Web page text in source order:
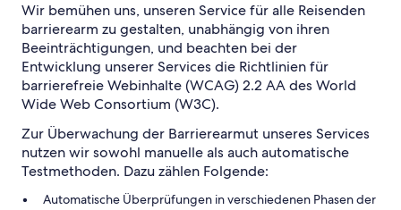
Wir bemühen uns, unseren Service für alle Reisenden
barrierearm zu gestalten, unabhängig von ihren
Beeinträchtigungen, und beachten bei der
Entwicklung unserer Services die Richtlinien für
barrierefreie Webinhalte (WCAG) 2.2 AA des World
Wide Web Consortium (W3C).
Zur Überwachung der Barrierearmut unseres Services
nutzen wir sowohl manuelle als auch automatische
Testmethoden. Dazu zählen Folgende:
Automatische Überprüfungen in verschiedenen Phasen der